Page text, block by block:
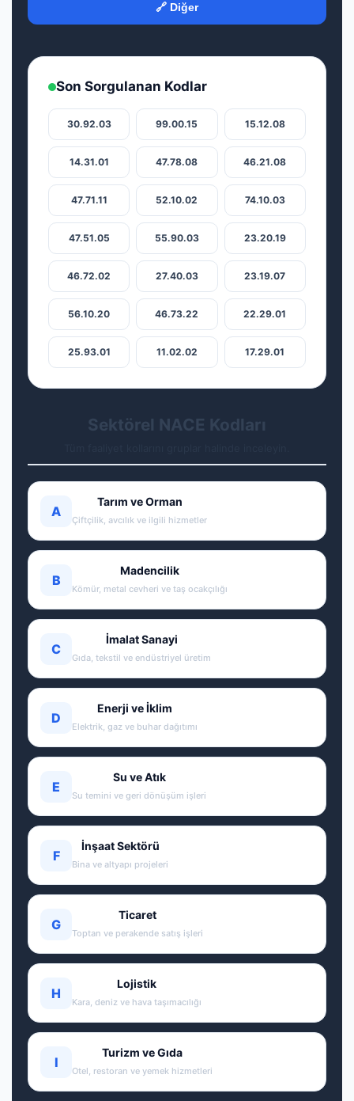
🔗 Diğer
Son Sorgulanan Kodlar
30.92.03 99.00.15 15.12.08
14.31.01 47.78.08 46.21.08
47.71.11 52.10.02 74.10.03
47.51.05 55.90.03 23.20.19
46.72.02 27.40.03 23.19.07
56.10.20 46.73.22 22.29.01
25.93.01 11.02.02 17.29.01
Sektörel NACE Kodları
A
Tarım ve Orman
Çiftçilik, avcılık ve ilgili hizmetler
B
Madencilik
Kömür, metal cevheri ve taş ocakçılığı
C
İmalat Sanayi
Gıda, tekstil ve endüstriyel üretim
D
Enerji ve İklim
Elektrik, gaz ve buhar dağıtımı
E
Su ve Atık
Su temini ve geri dönüşüm işleri
F
İnşaat Sektörü
Bina ve altyapı projeleri
G
Ticaret
Toptan ve perakende satış işleri
H
Lojistik
Kara, deniz ve hava taşımacılığı
I
Turizm ve Gıda
Otel, restoran ve yemek hizmetleri